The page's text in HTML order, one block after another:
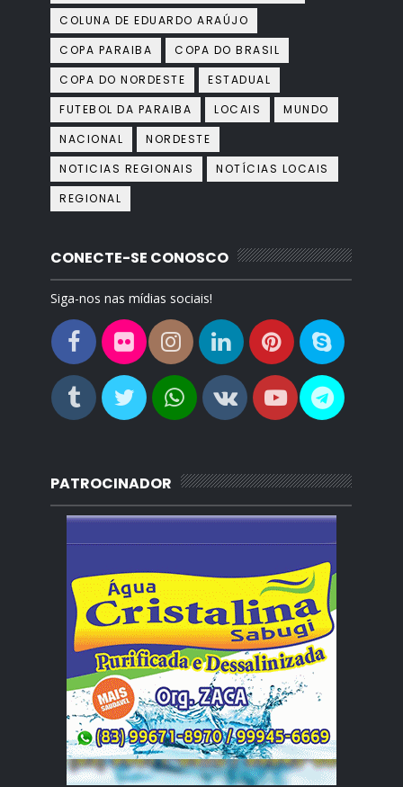
COLUNA DE EDUARDO ARAÚJO
COPA PARAIBA
COPA DO BRASIL
COPA DO NORDESTE
ESTADUAL
FUTEBOL DA PARAIBA
LOCAIS
MUNDO
NACIONAL
NORDESTE
NOTICIAS REGIONAIS
NOTÍCIAS LOCAIS
REGIONAL
CONECTE-SE CONOSCO
Siga-nos nas mídias sociais!
PATROCINADOR